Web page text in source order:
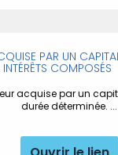
PAR UN
INTÉRÊTS COMPOSÉS
acquise par un
durée déterminée. ...